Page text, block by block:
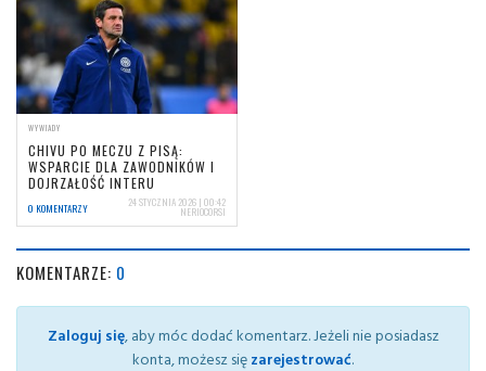
WYWIADY
CHIVU PO MECZU Z PISĄ:
WSPARCIE DLA ZAWODNIKÓW I
DOJRZAŁOŚĆ INTERU
0 KOMENTARZY 24 STYCZNIA 2026 | 00:42
NERIOCORSI
KOMENTARZE: 0
Zaloguj się, aby móc dodać komentarz. Jeżeli nie posiadasz
konta, możesz sięzarejestrować.